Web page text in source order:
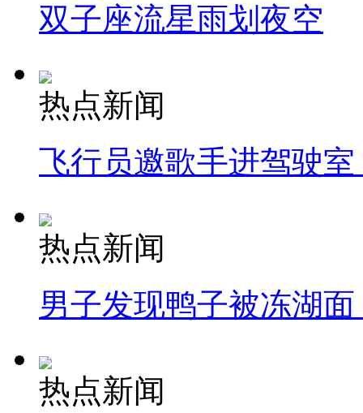
双子座流星雨划夜空
热点新闻
飞行员邀歌手进驾驶
热点新闻
男子发现鸭子被冻湖
热点新闻